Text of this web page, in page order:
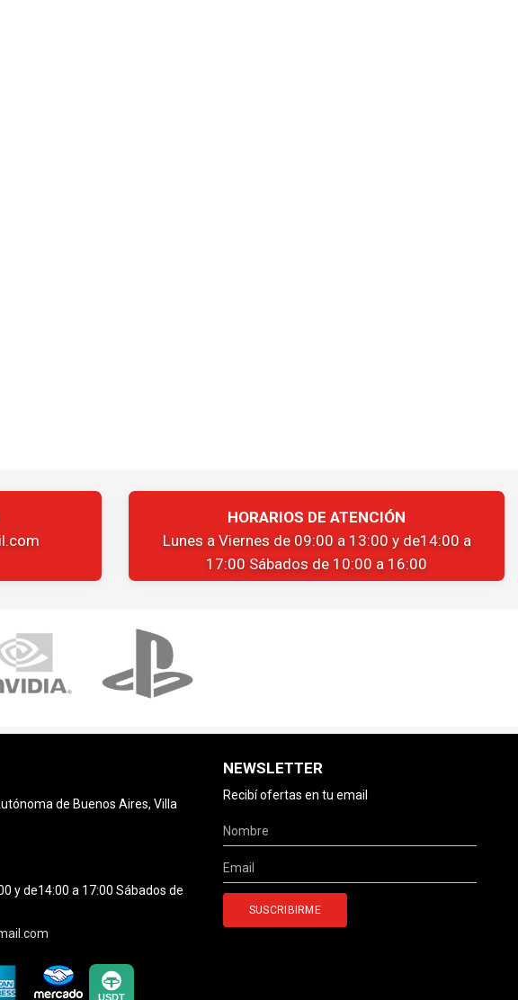
HORARIOS DE ATENCIÓN
Lunes a Viernes de 09:00 a 13:00 y de14:00 a
17:00 Sábados de 10:00 a 16:00
de Buenos Aires, Villa
y de14:00 a 17:00 Sábados de
NEWSLETTER
Recibí ofertas en tu email